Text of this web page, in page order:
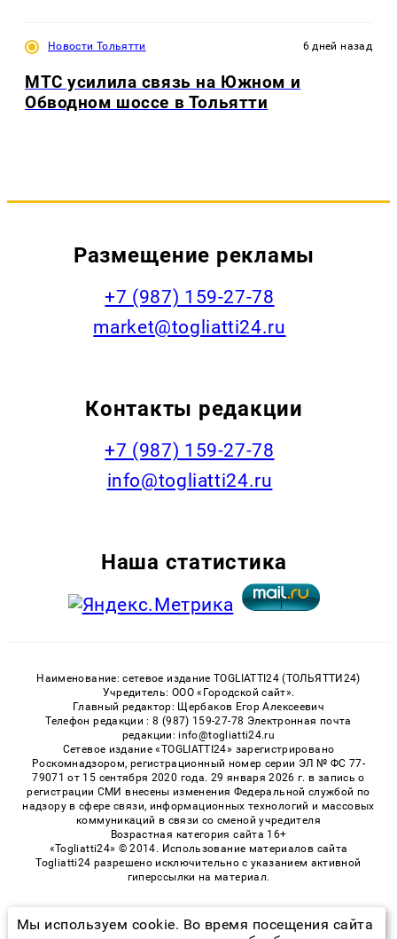
Новости Тольятти 6 дней назад
МТС усилила связь на Южном и
Обводном шоссе в Тольятти
Размещение рекламы
+7 (987) 159-27-78
market@togliatti24.ru
Контакты редакции
+7 (987) 159-27-78
info@togliatti24.ru
Наша статистика
Наименование: сетевое издание TOGLIATTI24 (ТОЛЬЯТТИ24)
Учредитель: ООО «Городской сайт».
Главный редактор: Щербаков Егор Алексеевич
Телефон редакции : 8 (987) 159-27-78 Электронная почта
редакции: info@togliatti24.ru
Сетевое издание «TOGLIATTI24» зарегистрировано
Роскомнадзором, регистрационный номер серии ЭЛ № ФС 77-
79071 от 15 сентября 2020 года. 29 января 2026 г. в запись о
регистрации СМИ внесены изменения Федеральной службой по
надзору в сфере связи, информационных технологий и массовых
коммуникаций в связи со сменой учредителя
Возрастная категория сайта 16+
«Togliatti24» © 2014. Использование материалов сайта
Togliatti24 разрешено исключительно с указанием активной
гиперссылки на материал.
Мы используем cookie. Во время посещения сайта